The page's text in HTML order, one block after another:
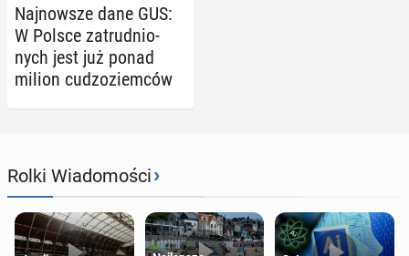
Naj­now­sze dane GUS:
W Polsce za­trud­nio­
nych jest już ponad
milion cu­dzo­ziem­ców
Rolki Wiadomości›